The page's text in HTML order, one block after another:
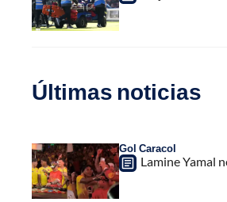
Últimas noticias
Gol Caracol
Lamine Yamal